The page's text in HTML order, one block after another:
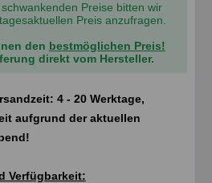
Preise bitten wir
Preis anzufragen.
den bestmöglichen Preis!
direkt vom Hersteller.
4 - 20 Werktage,
aufgrund der aktuellen
Verfügbarkeit: